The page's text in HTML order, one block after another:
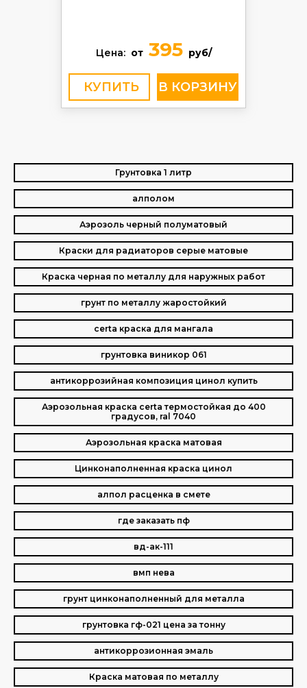
Цена: от395 руб/
КУПИТЬ
Грунтовка 1 литр
алполом
Аэрозоль черный полуматовый
Краски для радиаторов серые матовые
Краска черная по металлу для наружных работ
грунт по металлу жаростойкий
certa краска для мангала
грунтовка виникор 061
антикоррозийная композиция цинол купить
Аэрозольная краска certa термостойкая до 400
градусов, ral 7040
Аэрозольная краска матовая
Цинконаполненная краска цинол
алпол расценка в смете
где заказать пф
вд-ак-111
вмп нева
грунт цинконаполненный для металла
грунтовка гф-021 цена за тонну
антикоррозионная эмаль
Краска матовая по металлу